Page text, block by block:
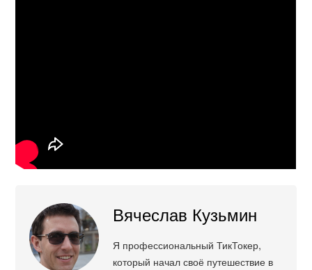
Вячеслав Кузьмин
Я профессиональный ТикТокер,
который начал своё путешествие в